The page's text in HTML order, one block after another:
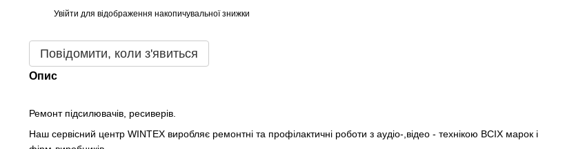
Увійти для відображення накопичувальної знижки
Повідомити, коли з'явиться
Опис
Ремонт підсилювачів, ресиверів.
Наш сервісний центр WINTEX виробляє ремонтні та профілактичні роботи з аудіо-,відео - технікою ВСІХ марок і